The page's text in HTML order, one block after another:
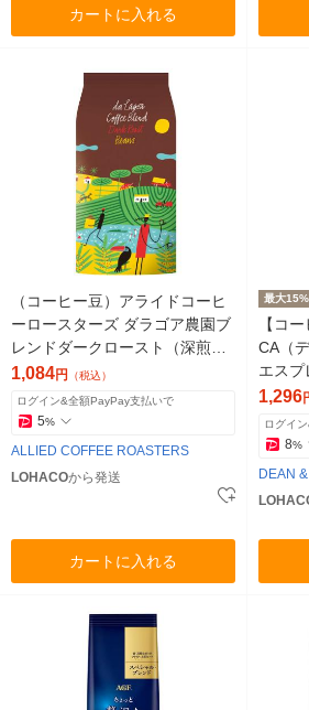
カートに入れる
（コーヒー豆）アライドコーヒ
ーロースターズ ダラゴア農園ブ
レンドダークロースト（深煎
り）1袋（200g） オリジナル
1,084円 （税込）
ログイン&全額PayPay支払いで
5%
ALLIED COFFEE ROASTERS
LOHACOから発送
カートに入れる
最大
【コ
CA（
エスプ
1,296
ログイ
8%
DEAN